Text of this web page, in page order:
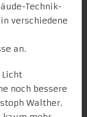
Technik-
verschiedene
an.
noch bessere
Walther.